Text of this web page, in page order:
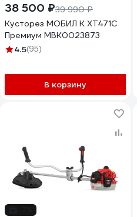
38 500 ₽39 990 ₽
Кусторез МОБИЛ К XT471C
Премиум MBK0023873
4.5(95)
В корзину